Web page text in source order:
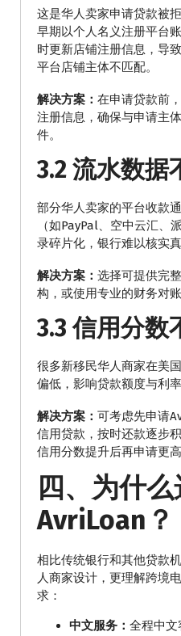
这是华人卖家申请贷款被
早期以个人名义注册平台
时更新店铺注册信息，导
平台店铺主体不匹配。
解决方案： 在申请贷款前
注册信息，确保与申请主
件。
3.2 流水数据
部分华人卖家的平台收款
（如PayPal、空中云汇、
录碎片化，银行难以核实真
解决方案： 选择可提供完
构，或使用专业的财务对
3.3 信用分数
很多新移民华人商家在美
偏低，影响贷款额度与利率
解决方案： 可考虑先申请
信用贷款，按时还款逐步
信用分数提升后再申请更高
四、为什
AvriLoan？
相比传统银行和其他贷款
人商家设计，更理解跨境
求：
中文服务： 全程中